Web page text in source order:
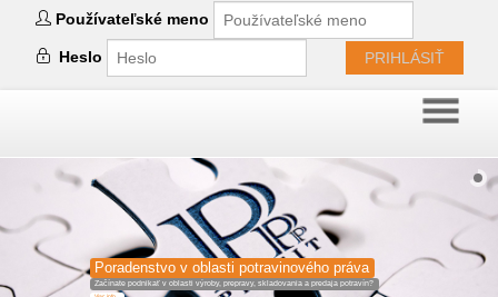
Používateľské meno
Heslo PRIHLÁSIŤ
Poradenstvo v oblasti potravinového práva
Začínate podnikať v oblasti výroby, prepravy, skladovania a predaja potravín?